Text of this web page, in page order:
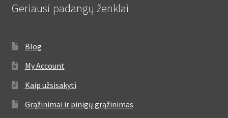
Geriausi padangų ženklai
Blog
My Account
Kaip užsisakyti
Grąžinimai ir pinigų grąžinimas